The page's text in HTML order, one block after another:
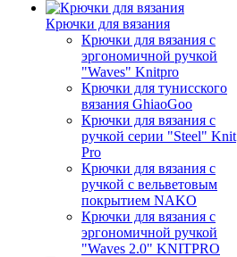
Крючки для вязания
Крючки для вязания с
эргономичной ручкой
"Waves" Knitpro
Крючки для тунисского
вязания GhiaoGoo
Крючки для вязания с
ручкой серии "Steel" Knit
Pro
Крючки для вязания с
ручкой с вельветовым
покрытием NAKO
Крючки для вязания с
эргономичной ручкой
"Waves 2.0" KNITPRO